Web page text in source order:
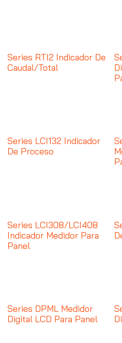
Series RTI2 Indicador De
Caudal/Total
Series LCI132 Indicador
De Proceso
Series LCI308/LCI408
Indicador Medidor Para
Panel
Series DPML Medidor
Digital LCD Para Panel